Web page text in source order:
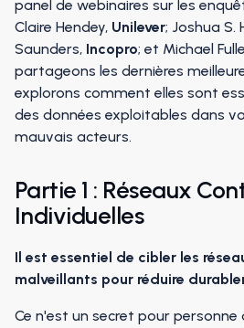
panel de webinaires sur les
Claire Hendey, Unilever; Joshua S.
Saunders, Incopro; et Michael
partageons les dernières
explorons comment elles sont
des données exploitables dans
mauvais acteurs.
Partie 1 : Réseaux
Individuelles
Il est essentiel de cibler les
malveillants pour réduire
Ce n'est un secret pour personne